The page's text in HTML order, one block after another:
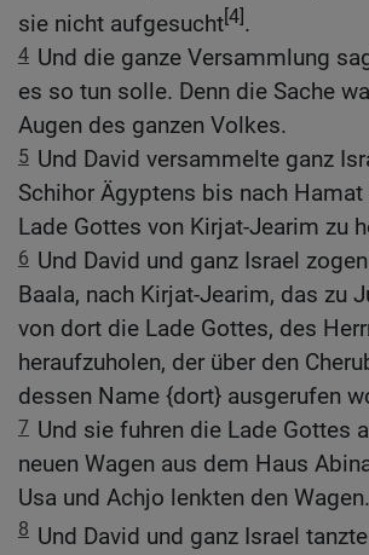
sie nicht aufgesucht[4].
4 Und die ganze Versammlung
es so tun solle. Denn die Sache
Augen des ganzen Volkes.
5 Und David versammelte ganz
Schihor Ägyptens bis nach
Lade Gottes von Kirjat-Jearim zu
6 Und David und ganz Israel
Baala, nach Kirjat-Jearim, das zu
von dort die Lade Gottes, des
heraufzuholen, der über den
dessen Name {dort} ausgerufen
7 Und sie fuhren die Lade Gottes
neuen Wagen aus dem Haus
Usa und Achjo lenkten den Wagen.
8 Und David und ganz Israel